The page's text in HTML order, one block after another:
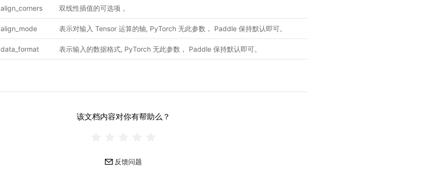
align_corners 双线性插值的可选项 。
align_mode 表示对输入 Tensor 运算的轴, PyTorch 无此参数， Paddle 保持默认即可。
data_format 表示输入的数据格式, PyTorch 无此参数， Paddle 保持默认即可。
该文档内容对你有帮助么？
反馈问题